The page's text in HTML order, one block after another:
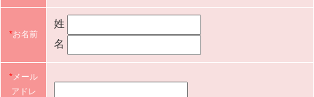
*お名前
姓
名
*メール
アドレ